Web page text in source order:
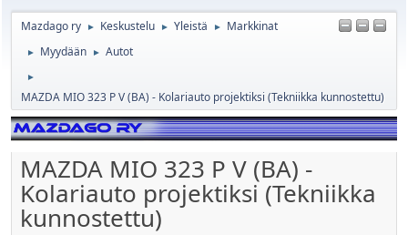
Mazdago ry ► Keskustelu ► Yleistä ► Markkinat
► Myydään ► Autot
►
MAZDA MIO 323 P V (BA) - Kolariauto projektiksi (Tekniikka kunnostettu)
MAZDA MIO 323 P V (BA) -
Kolariauto projektiksi (Tekniikka
kunnostettu)